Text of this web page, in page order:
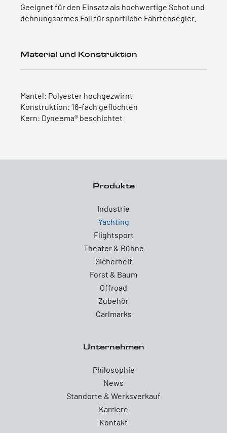
Geeignet für den Einsatz als hochwertige Schot und
dehnungsarmes Fall für sportliche Fahrtensegler.
Material und Konstruktion
Mantel: Polyester hochgezwirnt
Konstruktion: 16-fach geflochten
Kern: Dyneema® beschichtet
Produkte
Industrie
Yachting
Flightsport
Theater & Bühne
Sicherheit
Forst & Baum
Offroad
Zubehör
Carlmarks
Unternehmen
Philosophie
News
Standorte & Werksverkauf
Karriere
Kontakt